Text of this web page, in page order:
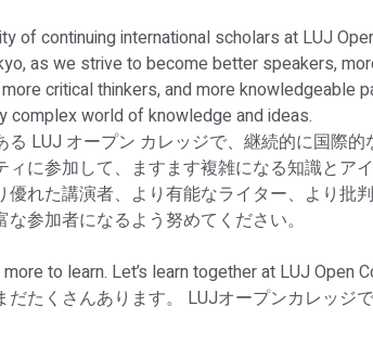
of continuing international scholars at LUJ
as we strive to become better speakers,
critical thinkers, and more knowledgeable
complex world of knowledge and ideas.
る LUJ オープン カレッジで、継続的に国際的
ィに参加して、ますます複雑になる知識とア
優れた講演者、より有能なライター、より批
参加者になるよう努めてください。
to learn. Let’s learn together at LUJ Open
だたくさんあります。 LUJオープンカレッジ